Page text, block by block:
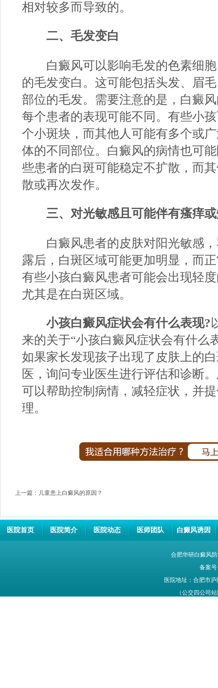
相对较多而导致的。
二、毛发变白
白癜风可以影响毛发的色素细胞
的毛发变白。这可能包括头发、眉
部位的毛发。需要注意的是，白癜
每个患者的表现可能不同。有些小
个小斑块，而其他人可能有多个或
体的不同部位。白癜风的病情也可
些患者的白斑可能稳定不扩散，而
散或再次发作。
三、对光敏感且可能伴有瘙痒或
白癜风患者的皮肤对阳光敏感，
露后，白斑区域可能更加明显，而
有些小孩白癜风患者可能会出现轻
尤其是在白斑区域。
小孩白癜风症状会有什么表现?
来的关于“小孩白癜风症状会有什么
如果家长发现孩子出现了皮肤上的
医，询问专业医生进行评估和诊断
可以帮助控制病情，减轻症状，并
理。
上一篇： 儿童患上白癜风的原因？
医院首页 医院简介 医院动态 医师团队 白癜风诱因
合肥华研白癜风
备案号
医院地址：合肥市
（公交四公司